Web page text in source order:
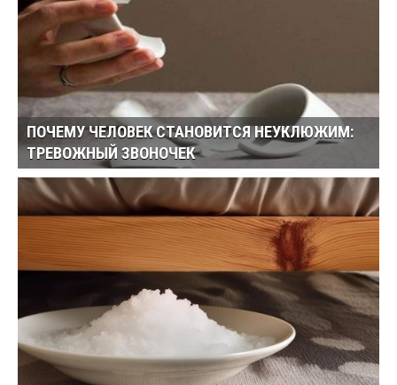
ПОЧЕМУ ЧЕЛОВЕК СТАНОВИТСЯ НЕУКЛЮЖИМ:
ТРЕВОЖНЫЙ ЗВОНОЧЕК